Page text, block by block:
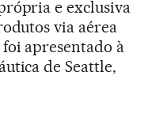
e exclusiva
via aérea
apresentado à
de Seattle,